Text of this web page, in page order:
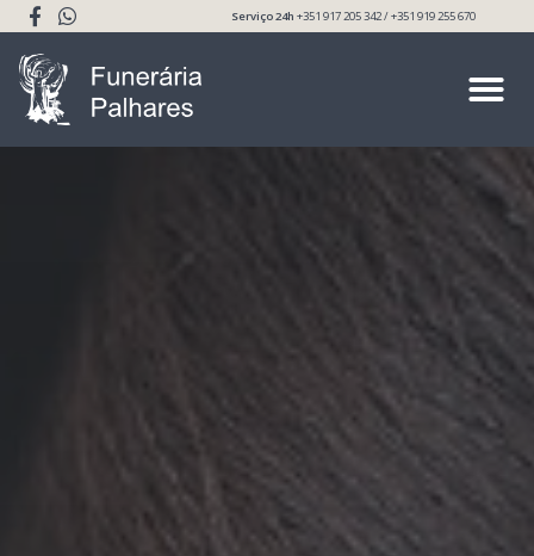
Serviço 24h+351 917 205 342 / +351 919 255 670